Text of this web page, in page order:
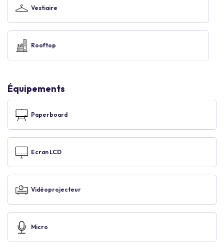
Vestiaire
Rooftop
Équipements
Paperboard
Ecran LCD
Vidéoprojecteur
Micro